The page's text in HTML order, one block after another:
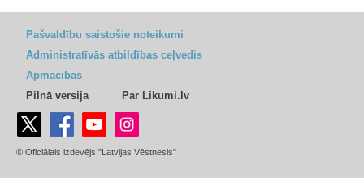
Pašvaldību saistošie noteikumi
Administratīvās atbildības ceļvedis
Apmācības
Pilnā versija
Par Likumi.lv
© Oficiālais izdevējs "Latvijas Vēstnesis"